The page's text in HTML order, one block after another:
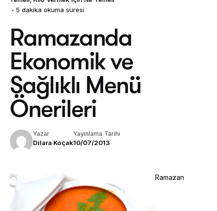
5 dakika okuma süresi
Ramazanda
Ekonomik ve
Sağlıklı Menü
Önerileri
Yazar
Dilara Koçak
Yayınlama Tarihi
10/07/2013
Ramazan